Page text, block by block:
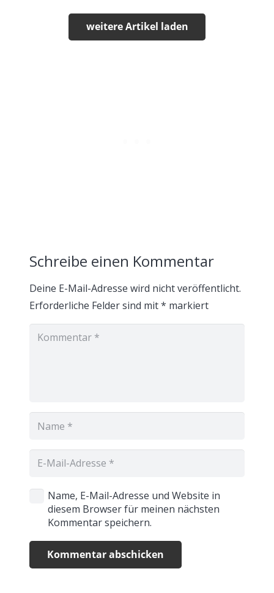
weitere Artikel laden
Schreibe einen Kommentar
Deine E-Mail-Adresse wird nicht veröffentlicht.
Erforderliche Felder sind mit* markiert
Name, E-Mail-Adresse und Website in
diesem Browser für meinen nächsten
Kommentar speichern.
Kommentar abschicken